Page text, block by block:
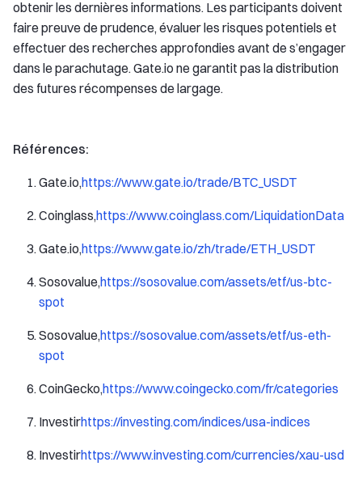
obtenir les dernières informations. Les participants doivent
faire preuve de prudence, évaluer les risques potentiels et
effectuer des recherches approfondies avant de s’engager
dans le parachutage. Gate.io ne garantit pas la distribution
des futures récompenses de largage.
Références:
Gate.io,https://www.gate.io/trade/BTC_USDT
Coinglass,https://www.coinglass.com/LiquidationData
Gate.io,https://www.gate.io/zh/trade/ETH_USDT
Sosovalue,https://sosovalue.com/assets/etf/us-btc-
spot
Sosovalue,https://sosovalue.com/assets/etf/us-eth-
spot
CoinGecko,https://www.coingecko.com/fr/categories
Investirhttps://investing.com/indices/usa-indices
Investirhttps://www.investing.com/currencies/xau-usd